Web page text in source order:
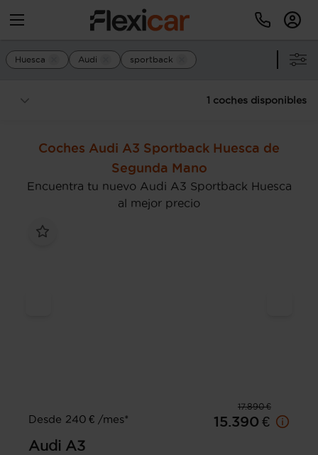
Huesca Audi sportback
1 coches disponibles
Coches Audi A3 Sportback Huesca de
Segunda Mano
Encuentra tu nuevo Audi A3 Sportback Huesca
al mejor precio
17.890 €
Desde 240 € /mes*
15.390 €
Audi A3